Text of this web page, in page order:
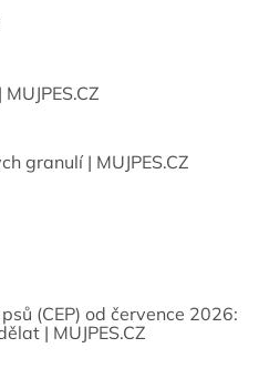
granulí | MUJPES.CZ
(CEP) od července 2026:
| MUJPES.CZ